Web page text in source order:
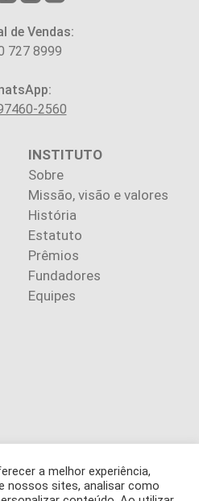
de Vendas:
727 8999
2560
INSTITUTO
Sobre
Missão, visão e valores
História
Estatuto
Prêmios
Fundadores
Equipes
a melhor experiência,
nossos sites, analisar como